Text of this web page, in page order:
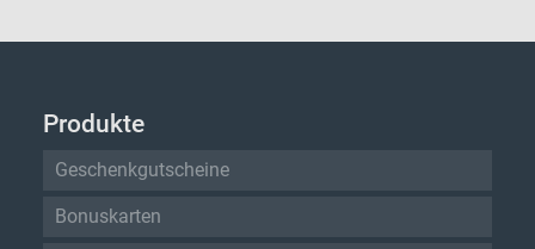
Produkte
Geschenkgutscheine
Bonuskarten